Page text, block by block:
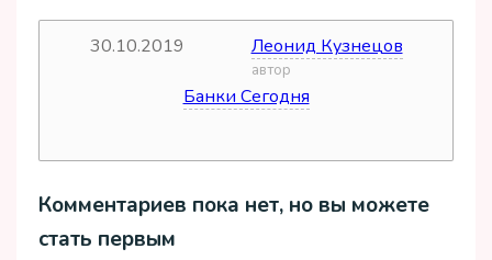
30.10.2019
автор
Леонид Кузнецов
Банки Сегодня
Комментариев пока нет, но вы можете
стать первым